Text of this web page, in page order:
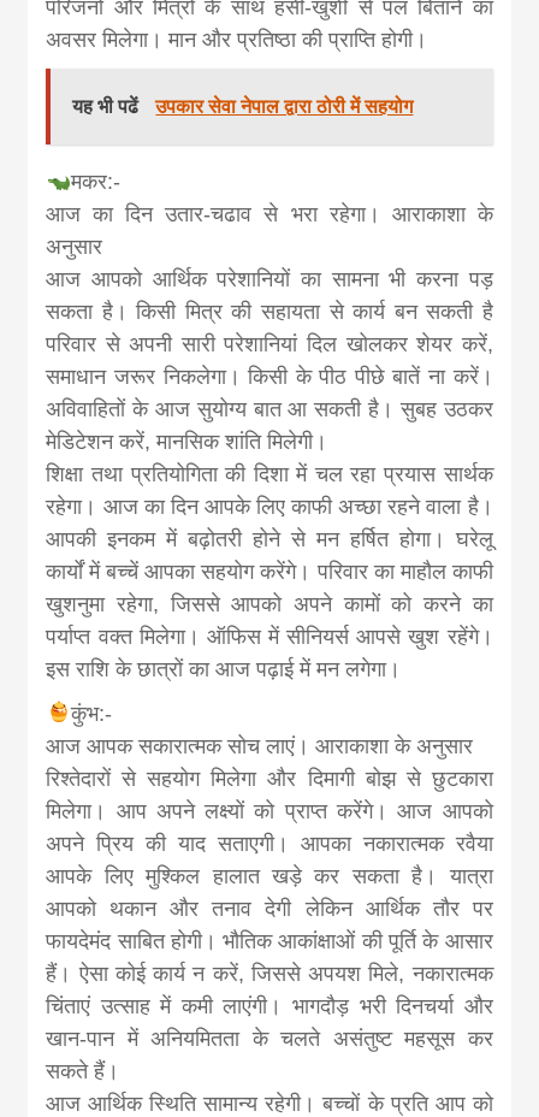
परिजनों और मित्रों के साथ हंसी-खुशी से पल बिताने का
अवसर मिलेगा। मान और प्रतिष्ठा की प्राप्ति होगी।
यह भी पढें उपकार सेवा नेपाल द्वारा ठोरी में सहयोग
मकर:-
आज का दिन उतार-चढाव से भरा रहेगा। आराकाशा के
अनुसार
आज आपको आर्थिक परेशानियों का सामना भी करना पड़
सकता है। किसी मित्र की सहायता से कार्य बन सकती है
परिवार से अपनी सारी परेशानियां दिल खोलकर शेयर करें,
समाधान जरूर निकलेगा। किसी के पीठ पीछे बातें ना करें।
अविवाहितों के आज सुयोग्य बात आ सकती है। सुबह उठकर
मेडिटेशन करें, मानसिक शांति मिलेगी।
शिक्षा तथा प्रतियोगिता की दिशा में चल रहा प्रयास सार्थक
रहेगा। आज का दिन आपके लिए काफी अच्छा रहने वाला है।
आपकी इनकम में बढ़ोतरी होने से मन हर्षित होगा। घरेलू
कार्यों में बच्चें आपका सहयोग करेंगे। परिवार का माहौल काफी
खुशनुमा रहेगा, जिससे आपको अपने कामों को करने का
पर्याप्त वक्त मिलेगा। ऑफिस में सीनियर्स आपसे खुश रहेंगे।
इस राशि के छात्रों का आज पढ़ाई में मन लगेगा।
कुंभ:-
आज आपक सकारात्मक सोच लाएं। आराकाशा के अनुसार
रिश्तेदारों से सहयोग मिलेगा और दिमागी बोझ से छुटकारा
मिलेगा। आप अपने लक्ष्यों को प्राप्त करेंगे। आज आपको
अपने प्रिय की याद सताएगी। आपका नकारात्मक रवैया
आपके लिए मुश्किल हालात खड़े कर सकता है। यात्रा
आपको थकान और तनाव देगी लेकिन आर्थिक तौर पर
फायदेमंद साबित होगी। भौतिक आकांक्षाओं की पूर्ति के आसार
हैं। ऐसा कोई कार्य न करें, जिससे अपयश मिले, नकारात्मक
चिंताएं उत्साह में कमी लाएंगी। भागदौड़ भरी दिनचर्या और
खान-पान में अनियमितता के चलते असंतुष्ट महसूस कर
सकते हैं।
आज आर्थिक स्थिति सामान्य रहेगी। बच्चों के प्रति आप को